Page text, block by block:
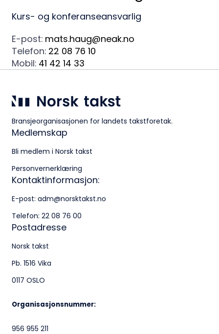
Kurs- og konferanseansvarlig
E-post: mats.haug@neak.no
Telefon: 22 08 76 10
Mobil: 41 42 14 33
Bransjeorganisasjonen for landets takstforetak.
Medlemskap
Bli medlem i Norsk takst
Personvernerklæring
Kontaktinformasjon:
E-post: adm@norsktakst.no
Telefon: 22 08 76 00
Postadresse
Norsk takst
Pb. 1516 Vika
0117 OSLO
Organisasjonsnummer:
956 955 211